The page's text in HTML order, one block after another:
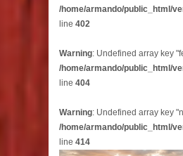
/home/armando/public_html/
line 402
Warning: Undefined array key
/home/armando/public_html/
line 404
Warning: Undefined array key
/home/armando/public_html/
line 414